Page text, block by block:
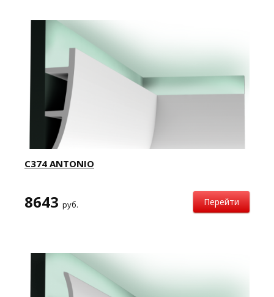
C374 ANTONIO
8643 руб. Перейти